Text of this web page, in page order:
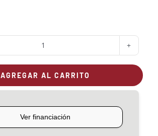
Estufa
a
leña
OMBU
16
con
AGREGAR AL CARRITO